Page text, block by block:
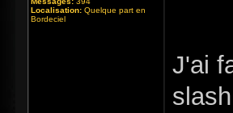
Localisation: Quelque part en
Bordeciel
J'ai